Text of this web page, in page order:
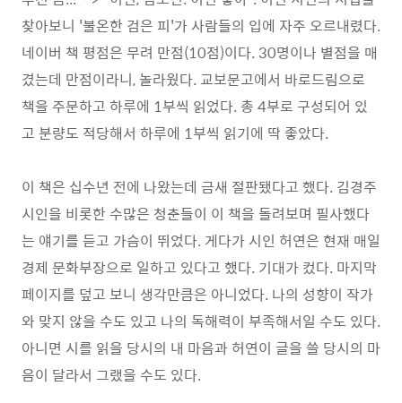
찾아보니 '불온한 검은 피'가 사람들의 입에 자주 오르내렸다.
네이버 책 평점은 무려 만점(10점)이다. 30명이나 별점을 매
겼는데 만점이라니, 놀라웠다. 교보문고에서 바로드림으로
책을 주문하고 하루에 1부씩 읽었다. 총 4부로 구성되어 있
고 분량도 적당해서 하루에 1부씩 읽기에 딱 좋았다.
이 책은 십수년 전에 나왔는데 금새 절판됐다고 했다. 김경주
시인을 비롯한 수많은 청춘들이 이 책을 돌려보며 필사했다
는 얘기를 듣고 가슴이 뛰었다. 게다가 시인 허연은 현재 매일
경제 문화부장으로 일하고 있다고 했다. 기대가 컸다. 마지막
페이지를 덮고 보니 생각만큼은 아니었다. 나의 성향이 작가
와 맞지 않을 수도 있고 나의 독해력이 부족해서일 수도 있다.
아니면 시를 읽을 당시의 내 마음과 허연이 글을 쓸 당시의 마
음이 달라서 그랬을 수도 있다.